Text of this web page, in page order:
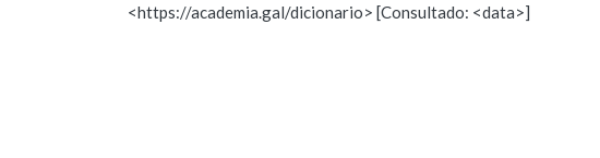
Observación Hai un erro na palabra Propoño
<https://academia.gal/dicionario> [Consultado: <data>]